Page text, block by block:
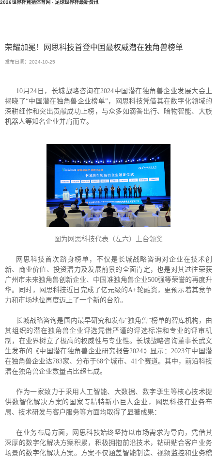
2026世界杯竞猜体育网 - 足球世界杯最新资讯
荣耀加冕！网思科技首登中国最权威潜在独角兽榜单
发布日期：2024-10-25
10月24日，长城战略咨询在2024中国潜在独角兽企业发展大会上
揭晓了“中国潜在独角兽企业榜单”，网思科技凭借其在数字化领域的
深耕细作和突出贡献成功上榜，与众多如滴答出行、暗物智能、大族
机器人等知名企业并肩而立。
图为网思科技代表（左六）上台领奖
网思科技首次跻身榜单，不仅是长城战略咨询对企业在技术创
新、商业价值、投资潜力及发展前景的全面肯定，也是对其过往荣获
广州市未来独角兽创新企业、中国准独角兽企业500强等荣誉的再度升
华。同时，网思科技近日完成了亿元级的A+轮融资，更预示着其竞争
力和市场地位再度迈上了一个新的台阶。
长城战略咨询是国内最早研究和发布“独角兽”榜单的智库机构，由
其组织的潜在独角兽企业评选凭借严谨的评选标准和专业的评审机
制，在业界树立了极高的权威性与专业性。长城战略咨询董事长武文
生发布的《中国潜在独角兽企业研究报告2024》显示：2023年中国潜
在独角兽企业达783家、分布于68个城市、41个赛道。其中，前沿科技
潜在独角兽企业数量占比超七成。
作为一家致力于采用人工智能、大数据、数字孪生等核心技术提
供数智化解决方案的国家专精特新小巨人企业，网思科技在业务布
局、技术研发与客户服务等方面均取得了显著成果：
在业务布局方面，网思科技始终坚持以市场需求为导向，凭借其
深厚的数字化解决方案积累，积极拥抱前沿技术，钻研贴合客户业务
场景的数字化解决方案。方案不仅涵盖智能制造、视频监控和业务稽